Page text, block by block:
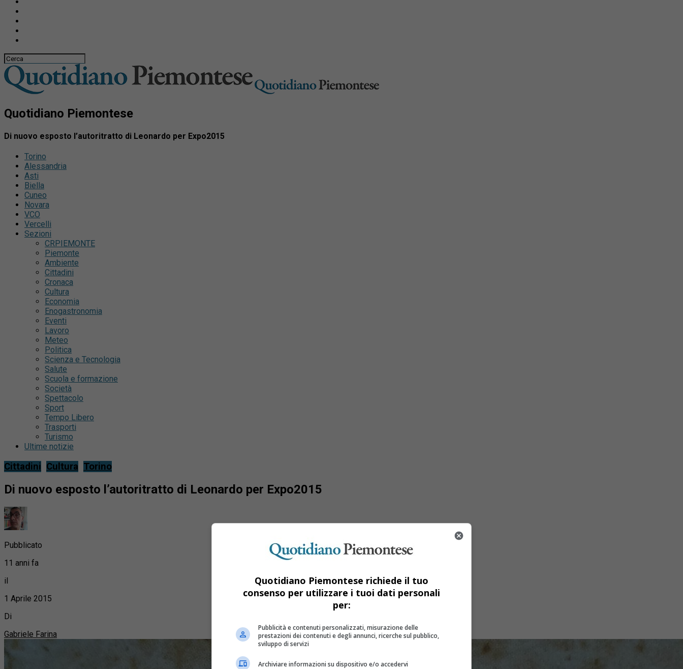
Quotidiano Piemontese
Di nuovo esposto l’autoritratto di Leonardo per Expo2015
Torino
Alessandria
Asti
Biella
Cuneo
Novara
VCO
Vercelli
Sezioni
CRPIEMONTE
Piemonte
Ambiente
Cittadini
Cronaca
Cultura
Economia
Enogastronomia
Eventi
Lavoro
Meteo
Politica
Scienza e Tecnologia
Salute
Scuola e formazione
Società
Spettacolo
Sport
Tempo Libero
Trasporti
Turismo
Ultime notizie
Cittadini Cultura Torino
Di nuovo esposto l’autoritratto di Leonardo per Expo2015
Pubblicato
11 anni fa
il
1 Aprile 2015
Di
Gabriele Farina
Quotidiano Piemontese richiede il tuo
consenso per utilizzare i tuoi dati personali
per:
Pubblicità e contenuti personalizzati, misurazione delle
prestazioni dei contenuti e degli annunci, ricerche sul pubblico,
sviluppo di servizi
Archiviare informazioni su dispositivo e/o accedervi